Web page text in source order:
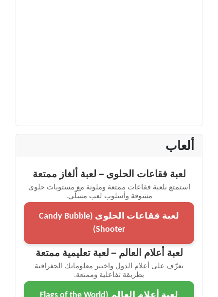
ألعاب
لعبة فقاعات الحلوى – لعبة ألغاز ممتعة
استمتع بلعبة فقاعات ممتعة وملونة مع مستويات حلوى
مشوقة وأسلوب لعب مسلّي.
لعبة فقاعات الحلوى (Candy Bubble
Shooter)
لعبة أعلام العالم – لعبة تعليمية ممتعة
تعرّف على أعلام الدول واختبر معلوماتك الجغرافية
بطريقة تفاعلية وممتعة.
لعبة أعلام العالم (Flags of the World